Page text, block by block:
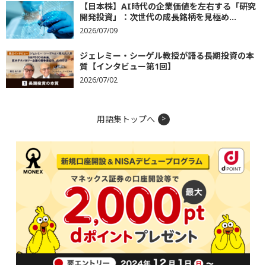
【日本株】AI時代の企業価値を左右する「研究
開発投資」：次世代の成長銘柄を見極め...
2026/07/09
ジェレミー・シーゲル教授が語る長期投資の本
質【インタビュー第1回】
2026/07/02
用語集トップへ